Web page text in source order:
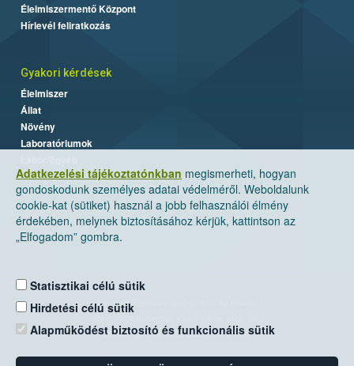
Adatkezelési tájékoztatónkban megismerheti, hogyan
gondoskodunk személyes adatai védelméről. Weboldalunk
cookie-kat (sütiket) használ a jobb felhasználói élmény
érdekében, melynek biztosításához kérjük, kattintson az
„Elfogadom” gombra.
Statisztikai célú sütik
Hirdetési célú sütik
Alapműködést biztosító és funkcionális sütik
Élelmiszermentő Központ
Hírlevél feliratkozás
Gyakori kérdések
Élelmiszer
Állat
Növény
Laboratóriumok
Nemzeti Élelmiszerlánc-biztonsági Hivatal
Levelezési cím: 1525 Budapest. Pf. 30.